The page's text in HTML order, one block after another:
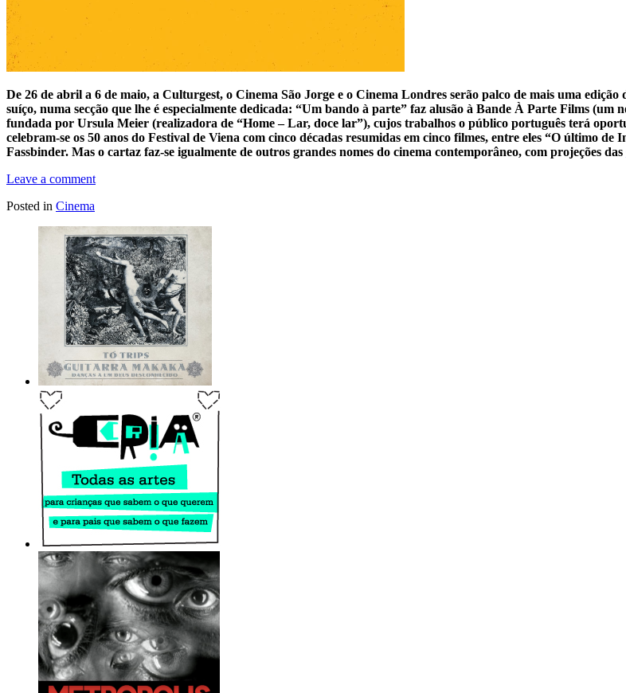
De 26 de abril a 6 de maio, a Culturgest, o Cinema São Jorge e o Cinema Londres serão palco de mais uma
suíço, numa secção que lhe é especialmente dedicada: “Um bando à parte” faz alusão à Bande À Parte Films
fundada por Ursula Meier (realizadora de “Home – Lar, doce lar”), cujos trabalhos o público português terá
celebram-se os 50 anos do Festival de Viena com cinco décadas resumidas em cinco filmes, entre eles “O último
Fassbinder. Mas o cartaz faz-se igualmente de outros grandes nomes do cinema contemporâneo, com projeções das
Leave a comment
Posted in Cinema